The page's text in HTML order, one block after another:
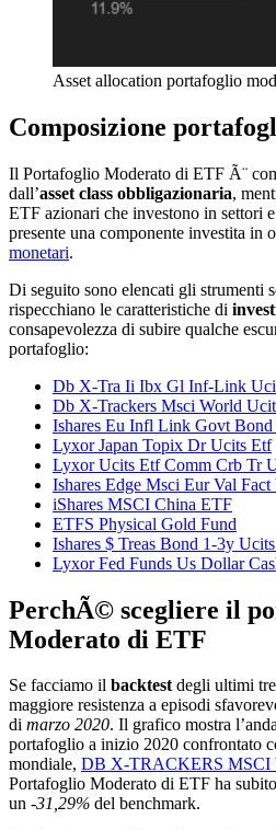
Asset allocation portafoglio
Composizione
Il Portafoglio Moderato di ETF Ã¨
dall’asset class obbligazionaria,
ETF azionari che investono in settori
presente una componente investita in
monetari.
Di seguito sono elencati gli strumenti
rispecchiano le caratteristiche di
consapevolezza di subire qualche
portafoglio:
Db X-Tra Ii Ibx Gl Inf-Link
Db X-Trackers Msci World
Ishares Eu Infl Link Govt
Lyxor Japan Topix Dr Ucits Etf
Lyxor Ucits Etf Comm Crb Tr
Ishares Edge Msci Eur Val
iShares MSCI China ETF
ETFS Physical Gold Fund
Ishares $ Treas Bond 1-3y
Lyxor Fed Funds Us Dollar
PerchÃ© scegliere il
Moderato di ETF
Se facciamo il backtestdegli ultimi tre
maggiore resistenza a episodi
di marzo 2020. Il grafico mostra
portafoglio a inizio 2020 confrontato
mondiale, DB X-TRACKERS MSCI
Portafoglio Moderato di ETF ha
un -31,29% del benchmark.